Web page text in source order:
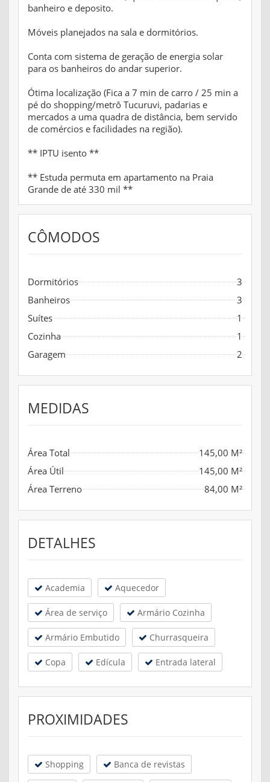
banheiro e deposito.
Móveis planejados na sala e dormitórios.
Conta com sistema de geração de energia solar
para os banheiros do andar superior.
Ótima localização (Fica a 7 min de carro / 25 min a
pé do shopping/metrô Tucuruvi, padarias e
mercados a uma quadra de distância, bem servido
de comércios e facilidades na região).
** IPTU isento **
** Estuda permuta em apartamento na Praia
Grande de até 330 mil **
CÔMODOS
Dormitórios
3
Banheiros
3
Suítes
1
Cozinha
1
Garagem
2
MEDIDAS
Área Total
145,00 M²
Área Útil
145,00 M²
Área Terreno
84,00 M²
DETALHES
Academia Aquecedor
Área de serviço Armário Cozinha
Armário Embutido Churrasqueira
Copa Edícula Entrada lateral
PROXIMIDADES
Shopping Banca de revistas